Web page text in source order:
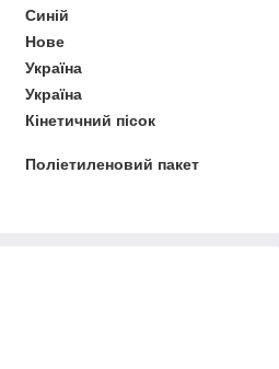
Синій
Нове
Україна
Україна
Кінетичний пісок
Поліетиленовий пакет